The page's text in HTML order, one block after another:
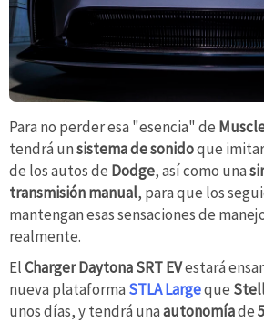
Para no perder esa "esencia" de
tendrá unsistema de sonidoque
de los autos de Dodge, así como una
transmisión manual, para que los
mantengan esas sensaciones de
realmente.
ElCharger Daytona SRT EVestará
nueva plataforma STLA Largeque
unos días, y tendrá unaautonomíade